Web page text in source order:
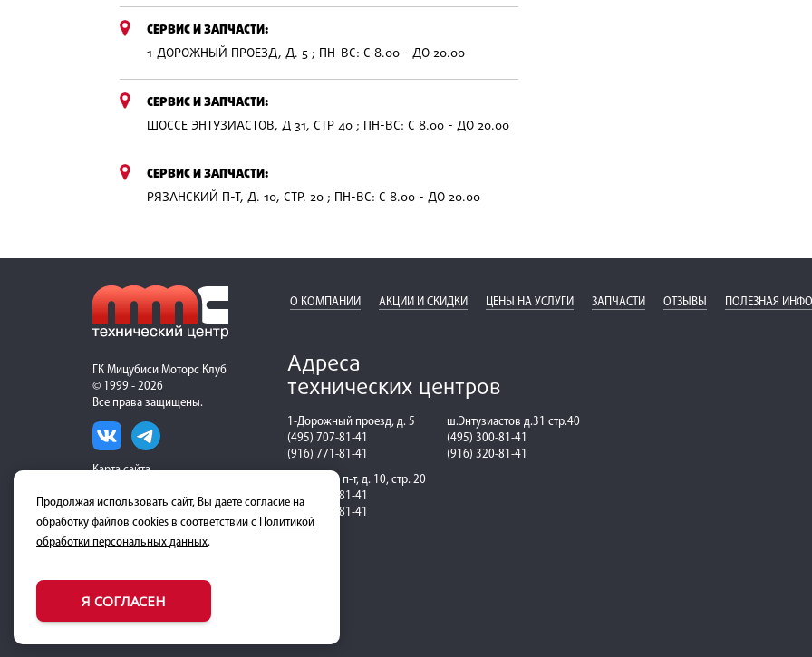
СЕРВИС И ЗАПЧАСТИ:
1-ДОРОЖНЫЙ ПРОЕЗД, Д. 5 ; ПН-ВС: С 8.00 - ДО 20.00
СЕРВИС И ЗАПЧАСТИ:
ШОССЕ ЭНТУЗИАСТОВ, Д 31, СТР 40 ; ПН-ВС: С 8.00 - ДО 20.00
СЕРВИС И ЗАПЧАСТИ:
РЯЗАНСКИЙ П-Т, Д. 10, СТР. 20 ; ПН-ВС: С 8.00 - ДО 20.00
О КОМПАНИИ АКЦИИ И СКИДКИ ЦЕНЫ НА УСЛУГИ ЗАПЧАСТИ ОТЗЫВЫ ПОЛЕЗНАЯ
ГК Мицубиси Моторс Клуб
© 1999 - 2026
Все права защищены.
Карта сайта
Адреса
технических центров
1-Дорожный проезд, д. 5
(495) 707-81-41
(916) 771-81-41
ш.Энтузиастов д.31 стр.40
(495) 300-81-41
(916) 320-81-41
Рязанский п-т, д. 10, стр. 20
(495) 600-81-41
(916) 324-81-41
Продолжая использовать сайт, Вы даете согласие на
обработку файлов cookies в соответствии с Политикой
обработки персональных данных.
Я СОГЛАСЕН